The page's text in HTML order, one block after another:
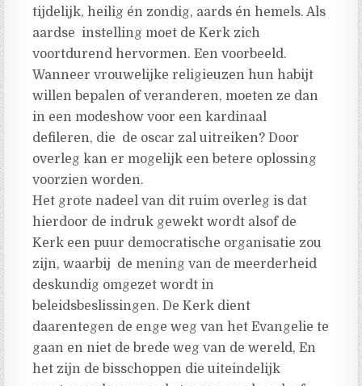
tijdelijk, heilig én zondig, aards én hemels. Als
aardse instelling moet de Kerk zich
voortdurend hervormen. Een voorbeeld.
Wanneer vrouwelijke religieuzen hun habijt
willen bepalen of veranderen, moeten ze dan
in een modeshow voor een kardinaal
defileren, die de oscar zal uitreiken? Door
overleg kan er mogelijk een betere oplossing
voorzien worden.
Het grote nadeel van dit ruim overleg is dat
hierdoor de indruk gewekt wordt alsof de
Kerk een puur democratische organisatie zou
zijn, waarbij de mening van de meerderheid
deskundig omgezet wordt in
beleidsbeslissingen. De Kerk dient
daarentegen de enge weg van het Evangelie te
gaan en niet de brede weg van de wereld, En
het zijn de bisschoppen die uiteindelijk